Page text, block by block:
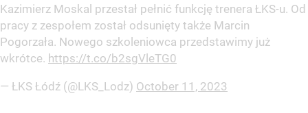
Kazimierz Moskal przestał pełnić funkcję trenera ŁKS-u. Od
pracy z zespołem został odsunięty także Marcin
Pogorzała. Nowego szkoleniowca przedstawimy już
wkrótce. https://t.co/b2sgVleTG0
— ŁKS Łódź (@LKS_Lodz) October 11, 2023